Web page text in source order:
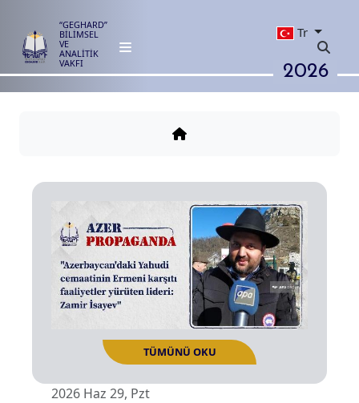
“GEGHARD”
BİLİMSEL
VE
ANALİTİK
VAKFI
Tr
2026
2026 Haz 29, Pzt